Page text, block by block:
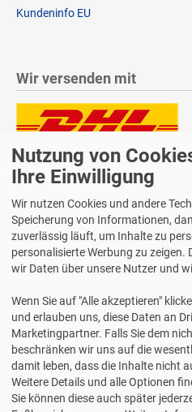
Kundeninfo EU
Wir versenden mit
Lieferung auch an
Samstagszustellung
Bequeme
2 Jahre
Alle Texte, Grafiken, Bilder und
geschützt und dürfen nicht
Erlaubnis
© 2026 bits&paper GmbH - Avery
Nutzung von
Ihre Einwilligung
Wir nutzen Cookies und andere
Speicherung von Informationen,
zuverlässig läuft, um Inhalte zu
personalisierte Werbung zu
wir Daten über unsere Nutzer und
Wenn Sie auf "Alle akzeptieren"
und erlauben uns, diese Daten an
Marketingpartner. Falls Sie dem
beschränken wir uns auf die
damit leben, dass die Inhalte nicht
Weitere Details und alle Optionen
Sie können diese auch später